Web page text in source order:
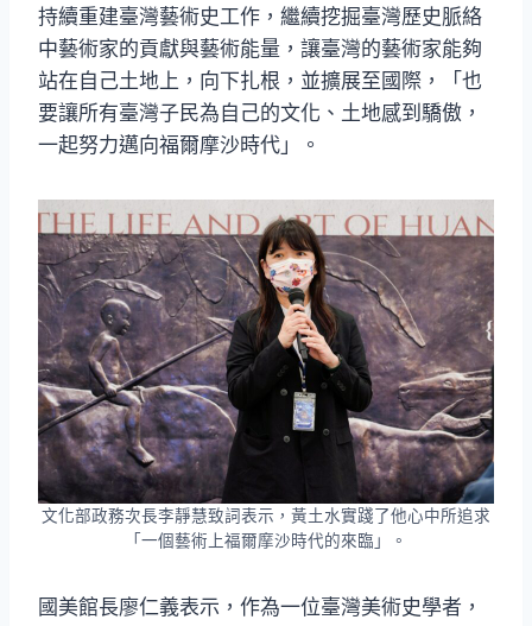
持續重建臺灣藝術史工作，繼續挖掘臺灣歷史脈絡
中藝術家的貢獻與藝術能量，讓臺灣的藝術家能夠
站在自己土地上，向下扎根，並擴展至國際，「也
要讓所有臺灣子民為自己的文化、土地感到驕傲，
一起努力邁向福爾摩沙時代」。
文化部政務次長李靜慧致詞表示，黃土水實踐了他心中所追求
「一個藝術上福爾摩沙時代的來臨」。
國美館長廖仁義表示，作為一位臺灣美術史學者，